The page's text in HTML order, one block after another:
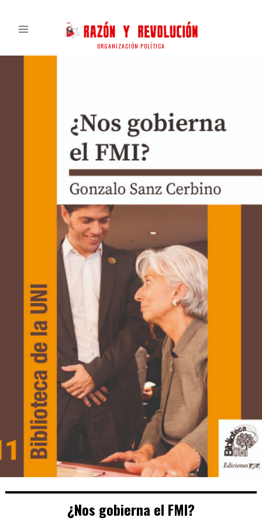
ORGANIZACIÓN POLÍTICA
¿Nos gobierna el FMI?